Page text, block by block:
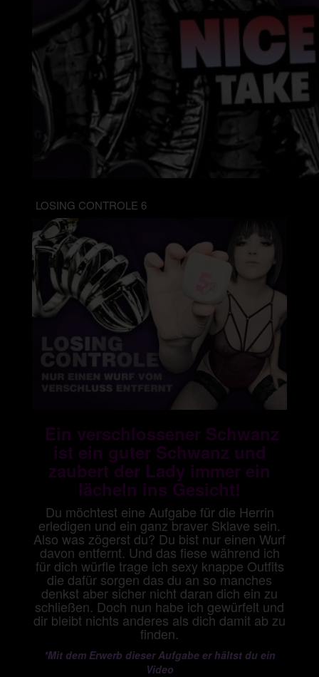
LOSING CONTROLE 6
Ein verschlossener Schwanz
ist ein guter Schwanz und
zaubert der Lady immer ein
lächeln ins Gesicht!
Du möchtest eine Aufgabe für die Herrin
erledigen und ein ganz braver Sklave sein.
Also was zögerst du? Du bist nur einen Wurf
davon entfernt. Und das fiese während ich
für dich würfle trage ich sexy knappe Outfits
die dafür sorgen das du an so manches
denkst aber sicher nicht daran dich ein zu
schließen. Doch nun habe ich gewürfelt und
dir bleibt nichts anderes als dich damit ab zu
finden.
*Mit dem Erwerb dieser Aufgabe er hältst du ein
Video